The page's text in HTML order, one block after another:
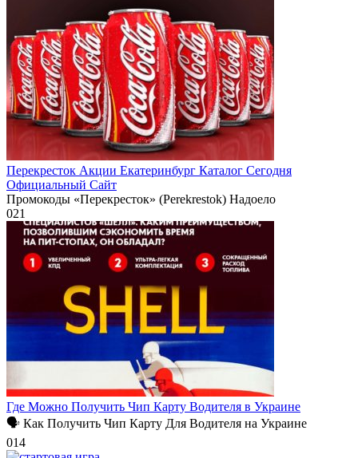
Перекресток Акции Екатеринбург Каталог Сегодня
Официальный Сайт
Промокоды «Перекресток» (Perekrestok) Надоело
021
Где Можно Получить Чип Карту Водителя в Украине
🗣 Как Получить Чип Карту Для Водителя на Украине
014